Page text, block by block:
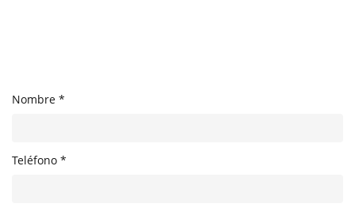
Nombre *
Teléfono *